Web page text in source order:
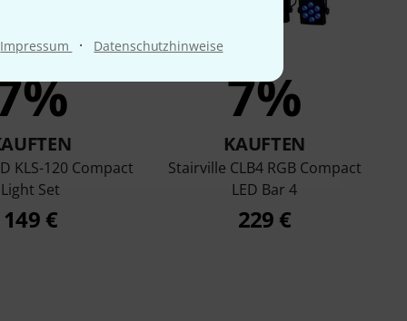
Impressum · Datenschutzhinweise
KLS-120 Compact
Light Set
149 €
7%
KAUFTEN
Stairville CLB4 RGB Compact
LED Bar 4
229 €